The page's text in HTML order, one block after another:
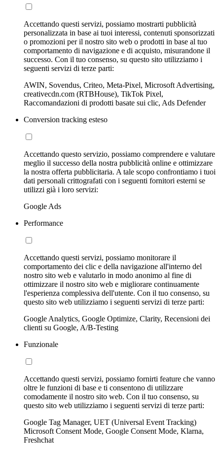
Accettando questi servizi, possiamo mostrarti pubblicità
personalizzata in base ai tuoi interessi, contenuti sponsorizzati
o promozioni per il nostro sito web o prodotti in base al tuo
comportamento di navigazione e di acquisto, misurandone il
successo. Con il tuo consenso, su questo sito utilizziamo i
seguenti servizi di terze parti:
AWIN, Sovendus, Criteo, Meta-Pixel, Microsoft Advertising,
creativecdn.com (RTBHouse), TikTok Pixel,
Raccomandazioni di prodotti basate sui clic, Ads Defender
Conversion tracking esteso
Accettando questo servizio, possiamo comprendere e valutare
meglio il successo della nostra pubblicità online e ottimizzare
la nostra offerta pubblicitaria. A tale scopo confrontiamo i tuoi
dati personali crittografati con i seguenti fornitori esterni se
utilizzi già i loro servizi:
Google Ads
Performance
Accettando questi servizi, possiamo monitorare il
comportamento dei clic e della navigazione all'interno del
nostro sito web e valutarlo in modo anonimo al fine di
ottimizzare il nostro sito web e migliorare continuamente
l'esperienza complessiva dell'utente. Con il tuo consenso, su
questo sito web utilizziamo i seguenti servizi di terze parti:
Google Analytics, Google Optimize, Clarity, Recensioni dei
clienti su Google, A/B-Testing
Funzionale
Accettando questi servizi, possiamo fornirti feature che vanno
oltre le funzioni di base e ti consentono di utilizzare
comodamente il nostro sito web. Con il tuo consenso, su
questo sito web utilizziamo i seguenti servizi di terze parti:
Google Tag Manager, UET (Universal Event Tracking)
Microsoft Consent Mode, Google Consent Mode, Klarna,
Freshchat